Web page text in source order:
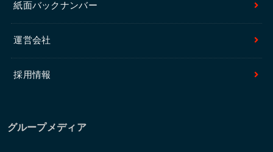
紙面バックナンバー
運営会社
採用情報
グループメディア